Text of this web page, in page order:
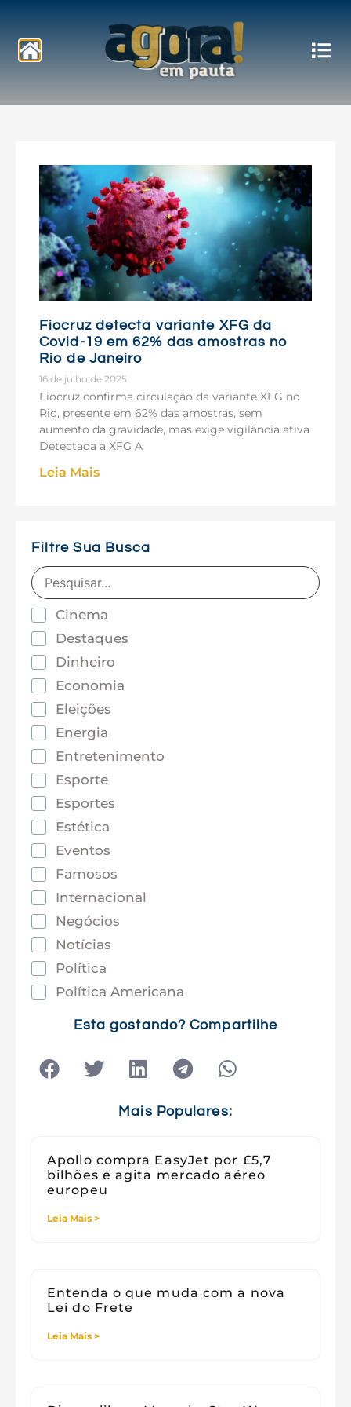
Notícias
Fiocruz detecta variante XFG da
Covid-19 em 62% das amostras no
Rio de Janeiro
16 de julho de 2025
Fiocruz confirma circulação da variante XFG no
Rio, presente em 62% das amostras, sem
aumento da gravidade, mas exige vigilância ativa
Detectada a XFG A
Leia Mais
Filtre Sua Busca
Cinema
Destaques
Dinheiro
Economia
Eleições
Energia
Entretenimento
Esporte
Esportes
Estética
Eventos
Famosos
Internacional
Negócios
Notícias
Política
Política Americana
Tecnologia
Esta gostando? Compartilhe
Mais Populares:
Apollo compra EasyJet por £5,7
bilhões e agita mercado aéreo
europeu
Leia Mais >
Entenda o que muda com a nova
Lei do Frete
Leia Mais >